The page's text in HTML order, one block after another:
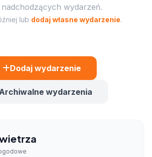
wydarzeń.
lub dodaj własne wydarzenie.
Dodaj wydarzenie
wydarzenia